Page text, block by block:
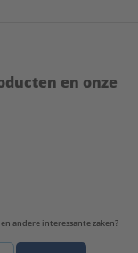
en onze
andere interessante zaken?